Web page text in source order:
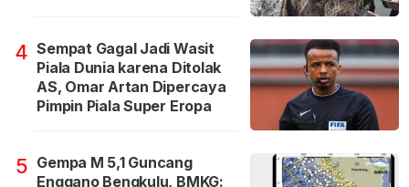
4 Sempat Gagal Jadi Wasit
Piala Dunia karena Ditolak
AS, Omar Artan Dipercaya
Pimpin Piala Super Eropa
5 Gempa M 5,1 Guncang
Enggano Bengkulu, BMKG: